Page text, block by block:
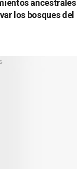
ancestrales
los bosques del